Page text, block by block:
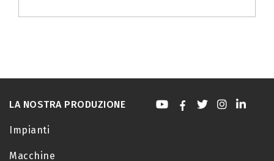
LA NOSTRA PRODUZIONE
Impianti
Macchine